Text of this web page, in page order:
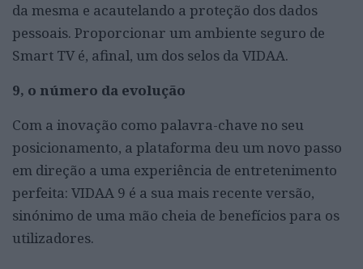
da mesma e acautelando a proteção dos dados
pessoais. Proporcionar um ambiente seguro de
Smart TV é, afinal, um dos selos da VIDAA.
9, o número da evolução
Com a inovação como palavra-chave no seu
posicionamento, a plataforma deu um novo passo
em direção a uma experiência de entretenimento
perfeita: VIDAA 9 é a sua mais recente versão,
sinónimo de uma mão cheia de benefícios para os
utilizadores.